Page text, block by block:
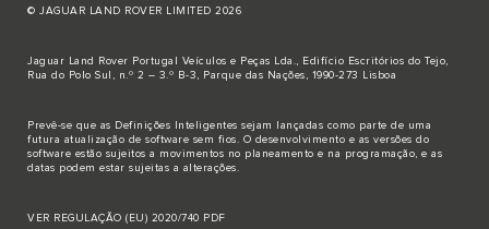
© JAGUAR LAND ROVER LIMITED 2026
Jaguar Land Rover Portugal Veículos e Peças Lda., Edifício Escritórios do Tejo,
Rua do Polo Sul, n.º 2 – 3.º B-3, Parque das Nações, 1990-273 Lisboa
Prevê-se que as Definições Inteligentes sejam lançadas como parte de uma
futura atualização de software sem fios. O desenvolvimento e as versões do
software estão sujeitos a movimentos no planeamento e na programação, e as
datas podem estar sujeitas a alterações.
VER REGULAÇÃO (EU) 2020/740 PDF